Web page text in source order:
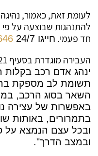
לעומת זאת, כאמור, נהיגה
להתנהגות שבוצעה על פי
חד פעמי. חייגו 24/7
העבירה מוגדרת בסעיף 21 (ג) לתקנות התעבורה :
ינהג אדם רכב בקלות
תשומת לב מספקת
השאר בסוג הרכב,
באפשרות של עצירה
בתמרורים, באותות
ובכל עצם הנמצא על
ובמצב הדרך".